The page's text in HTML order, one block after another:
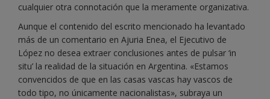
cualquier otra connotación que la meramente organizativa.
Aunque el contenido del escrito mencionado ha levantado
más de un comentario en Ajuria Enea, el Ejecutivo de
López no desea extraer conclusiones antes de pulsar ‘in
situ’ la realidad de la situación en Argentina. «Estamos
convencidos de que en las casas vascas hay vascos de
todo tipo, no únicamente nacionalistas», subraya un